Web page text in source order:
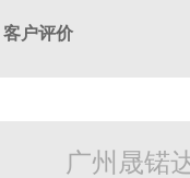
客户评价
广州晟锘